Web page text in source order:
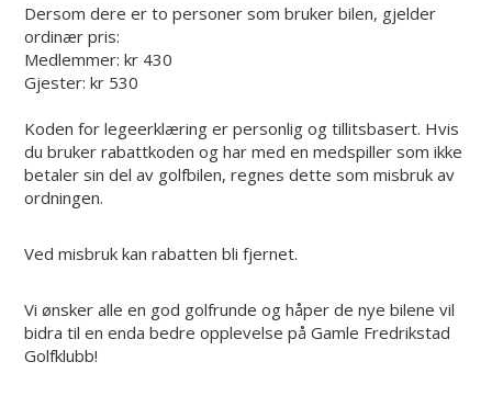
Dersom dere er to personer som bruker bilen, gjelder
ordinær pris:
Medlemmer: kr 430
Gjester: kr 530
Koden for legeerklæring er personlig og tillitsbasert. Hvis
du bruker rabattkoden og har med en medspiller som ikke
betaler sin del av golfbilen, regnes dette som misbruk av
ordningen.
Ved misbruk kan rabatten bli fjernet.
Vi ønsker alle en god golfrunde og håper de nye bilene vil
bidra til en enda bedre opplevelse på Gamle Fredrikstad
Golfklubb!